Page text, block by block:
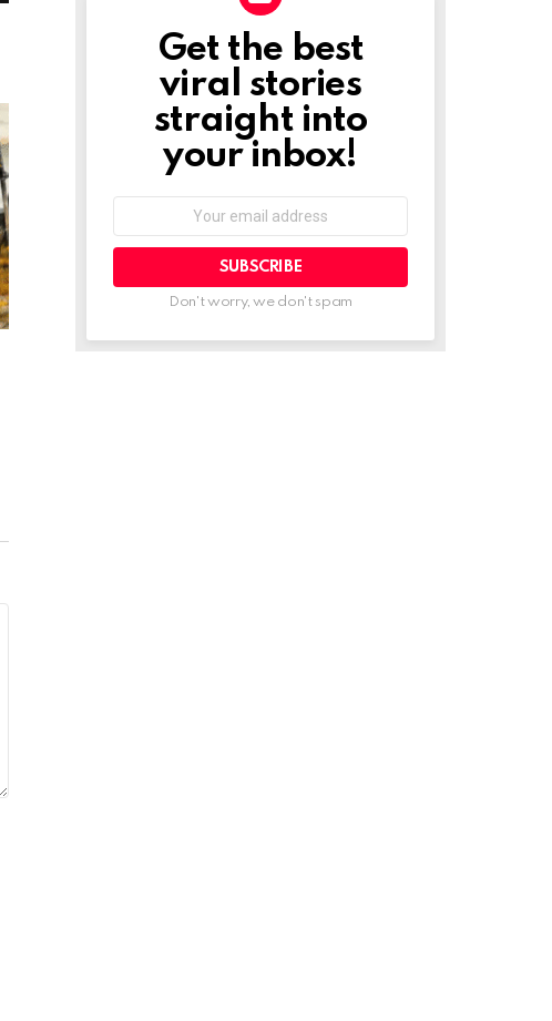
NEWSLETTER
Get the best
viral stories
straight into
your inbox!
Don't worry, we don't spam